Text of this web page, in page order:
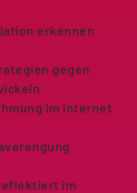
erkennen
gegen
im Internet
im